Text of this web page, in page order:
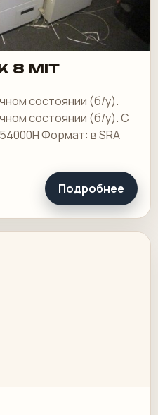
8 MIT
состоянии (б/у).
состоянии (б/у). С
Формат: в SRA
Подробнее